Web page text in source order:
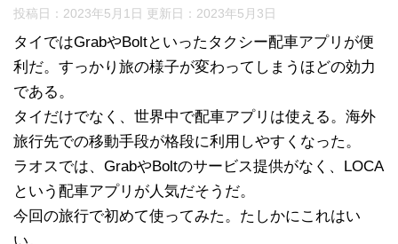
投稿日：2023年5月1日 更新日： 2023年5月3日
タイではGrabやBoltといったタクシー配車アプリが便
利だ。すっかり旅の様子が変わってしまうほどの効力
である。
タイだけでなく、世界中で配車アプリは使える。海外
旅行先での移動手段が格段に利用しやすくなった。
ラオスでは、GrabやBoltのサービス提供がなく、LOCA
という配車アプリが人気だそうだ。
今回の旅行で初めて使ってみた。たしかにこれはい